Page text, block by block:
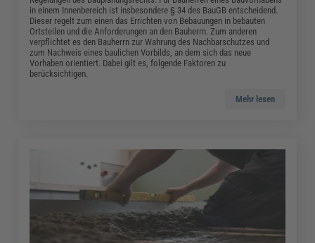
in einem Innenbereich ist insbesondere § 34 des BauGB entscheidend.
Dieser regelt zum einen das Errichten von Bebauungen in bebauten
Ortsteilen und die Anforderungen an den Bauherrn. Zum anderen
verpflichtet es den Bauherrn zur Wahrung des Nachbarschutzes und
zum Nachweis eines baulichen Vorbilds, an dem sich das neue
Vorhaben orientiert. Dabei gilt es, folgende Faktoren zu
berücksichtigen.
Mehr lesen